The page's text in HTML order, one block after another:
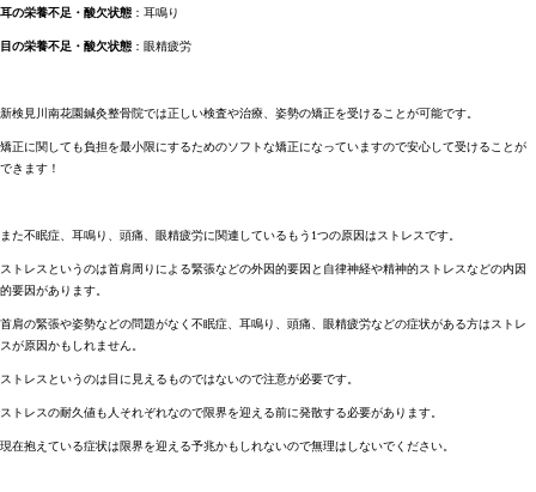
耳の栄養不足・酸欠状態 ：耳鳴り
目の栄養不足・酸欠状態 ：眼精疲労
新検見川南花園鍼灸整骨院では正しい検査や治療、姿勢の矯正を受けることが可能です。
矯正に関しても負担を最小限にするためのソフトな矯正になっていますので安心して受けることが
できます！
また不眠症、耳鳴り、頭痛、眼精疲労に関連しているもう1つの原因はストレスです。
ストレスというのは首肩周りによる緊張などの外因的要因と自律神経や精神的ストレスなどの内因
的要因があります。
首肩の緊張や姿勢などの問題がなく不眠症、耳鳴り、頭痛、眼精疲労などの症状がある方はストレ
スが原因かもしれません。
ストレスというのは目に見えるものではないので注意が必要です。
ストレスの耐久値も人それぞれなので限界を迎える前に発散する必要があります。
現在抱えている症状は限界を迎える予兆かもしれないので無理はしないでください。